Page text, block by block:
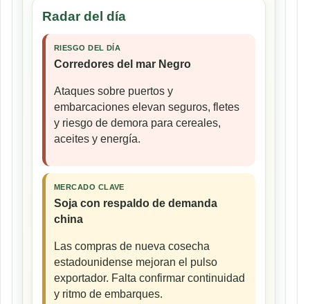
Radar del día
RIESGO DEL DÍA
Corredores del mar Negro
Ataques sobre puertos y
embarcaciones elevan seguros, fletes
y riesgo de demora para cereales,
aceites y energía.
MERCADO CLAVE
Soja con respaldo de demanda
china
Las compras de nueva cosecha
estadounidense mejoran el pulso
exportador. Falta confirmar continuidad
y ritmo de embarques.